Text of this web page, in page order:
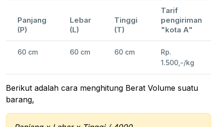
Panjang
(P)
Lebar
(L)
Tinggi
(T)
Tarif
pengiriman
"kota A"
60 cm 60 cm 60 cm
Rp.
1.500,-/kg
Berikut adalah cara menghitung Berat Volume suatu
barang,